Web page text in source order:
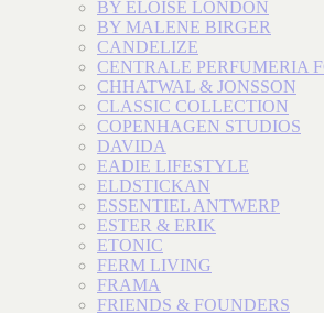
BY ELOISE LONDON
BY MALENE BIRGER
CANDELIZE
CENTRALE PERFUMERIA
CHHATWAL & JONSSON
CLASSIC COLLECTION
COPENHAGEN STUDIOS
DAVIDA
EADIE LIFESTYLE
ELDSTICKAN
ESSENTIEL ANTWERP
ESTER & ERIK
ETONIC
FERM LIVING
FRAMA
FRIENDS & FOUNDERS